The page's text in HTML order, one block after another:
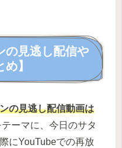
の見逃し配信や
】
の見逃し配信動画は
テーマに、今日のサタ
にYouTubeでの再放